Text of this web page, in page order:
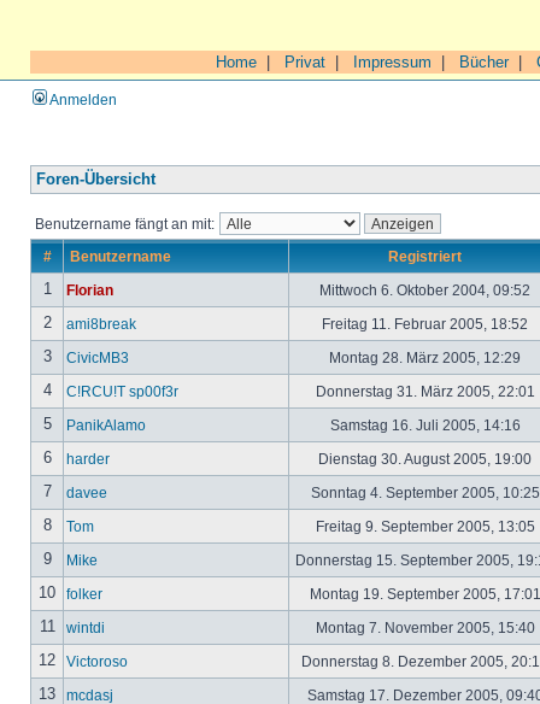
Home Privat Impressum Bücher|
Anmelden
Foren-Übersicht
Benutzername fängt an mit:
# Benutzername Registriert
1 Florian Mittwoch 6. Oktober 2004, 09:52
2 ami8break Freitag 11. Februar 2005, 18:52
3 CivicMB3 Montag 28. März 2005, 12:29
4 C!RCU!T sp00f3r Donnerstag 31. März 2005, 22:01
5 PanikAlamo Samstag 16. Juli 2005, 14:16
6 harder Dienstag 30. August 2005, 19:00
7 davee Sonntag 4. September 2005,
8 Tom Freitag 9. September 2005, 13:05
9 Mike Donnerstag 15. September 2005,
10 folker Montag 19. September 2005,
11 wintdi Montag 7. November 2005, 15:40
12 Victoroso Donnerstag 8. Dezember 2005,
13 mcdasj Samstag 17. Dezember 2005,